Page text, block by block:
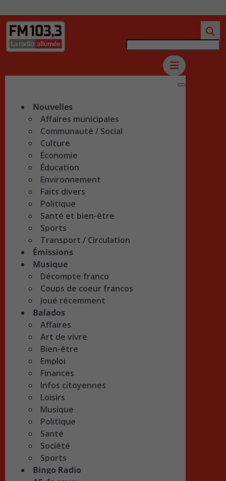
Nouvelles
Affaires municipales
Communauté / Social
Culture
Économie
Éducation
Environnement
Faits divers
Politique
Santé et bien-être
Sports
Transport / Circulation
Émissions
Musique
Décompte franco
Coups de coeur francos
Joué récemment
Balados
Affaires
Art de vivre
Bien-être
Emploi
Finances
Infos citoyennes
Loisirs
Musique
Politique
Santé
Société
Sports
Bingo Radio